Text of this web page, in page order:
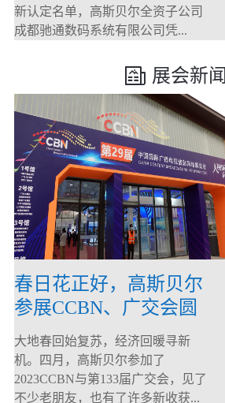
新认定名单，高斯贝尔全资子公司
成都驰通数码系统有限公司凭...
展会新闻
春日花正好，高斯贝尔
参展CCBN、广交会圆
满落幕！
大地春回始复苏，经济回暖寻新
机。四月，高斯贝尔参加了
2023CCBN与第133届广交会，见了
不少老朋友，也有了许多新收获...